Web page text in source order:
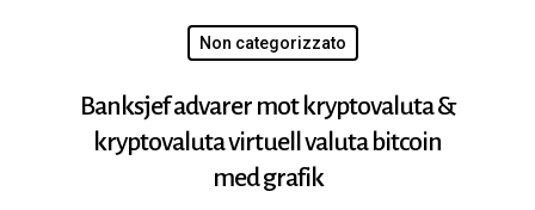
Non categorizzato
Banksjef advarer mot kryptovaluta &
kryptovaluta virtuell valuta bitcoin
med grafik